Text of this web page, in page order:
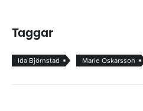
Taggar
Ida Björnstad Marie Oskarsson